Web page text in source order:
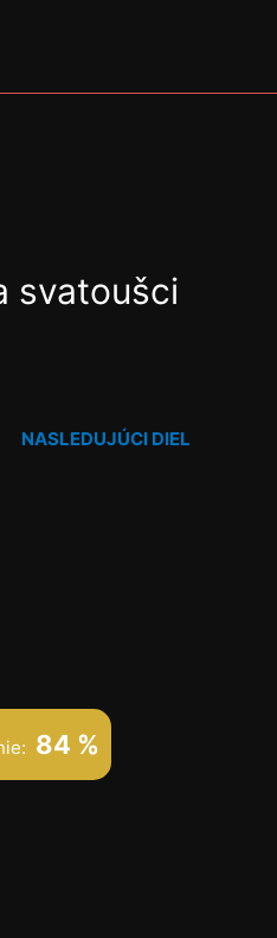
svatoušci
NASLEDUJÚCI DIEL
84 %